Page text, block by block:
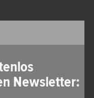
Newsletter: